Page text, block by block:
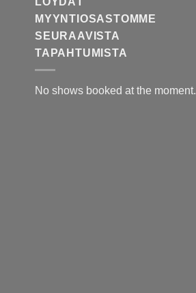
MYYNTIOSASTOMME
SEURAAVISTA
TAPAHTUMISTA
No shows booked at the moment.